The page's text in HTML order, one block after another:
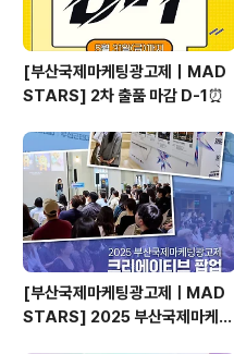
[부산국제마케팅광고제｜MAD
STARS] 2차 출품 마감 D-1⏰
[부산국제마케팅광고제ㅣMAD
STARS] 2025 부산국제마케팅